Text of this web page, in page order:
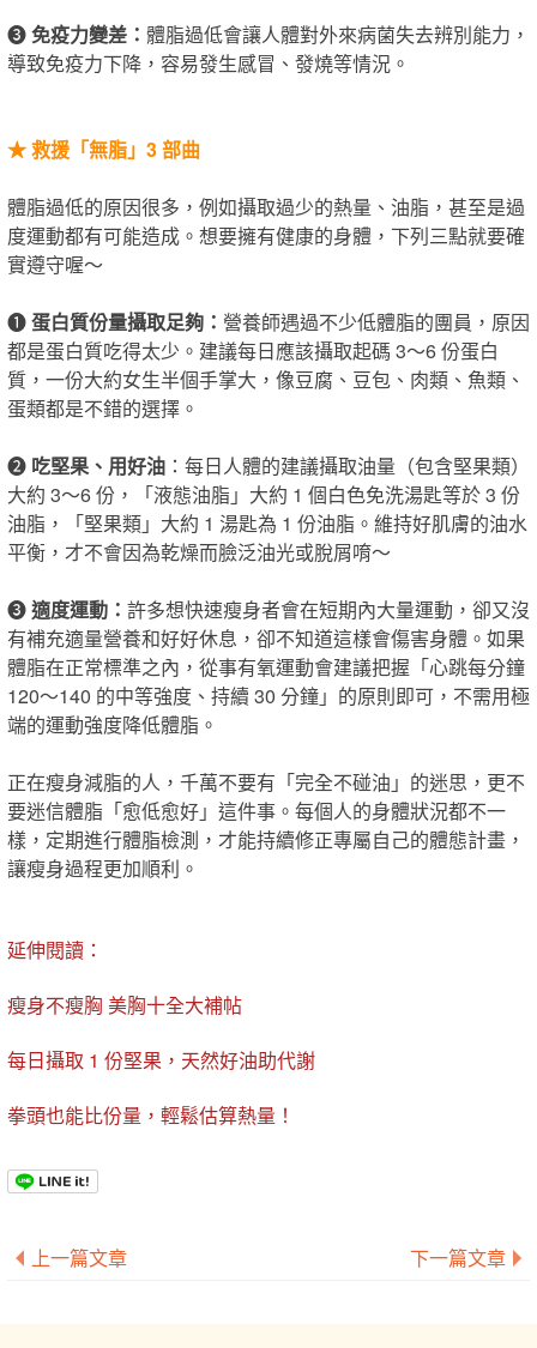
❸免疫力變差： 體脂過低會讓人體對外來病菌失去辨別能力，
導致免疫力下降，容易發生感冒、發燒等情況。
★救援「無脂」3 部曲
體脂過低的原因很多，例如攝取過少的熱量、油脂，甚至是過
度運動都有可能造成。想要擁有健康的身體，下列三點就要確
實遵守喔～
❶蛋白質份量攝取足夠： 營養師遇過不少低體脂的團員，原因
都是蛋白質吃得太少。建議每日應該攝取起碼 3～6 份蛋白
質，一份大約女生半個手掌大，像豆腐、豆包、肉類、魚類、
蛋類都是不錯的選擇。
❷ 吃堅果、用好油 ：每日人體的建議攝取油量（包含堅果類）
大約 3～6 份，「液態油脂」大約 1 個白色免洗湯匙等於 3 份
油脂，「堅果類」大約 1 湯匙為 1 份油脂。維持好肌膚的油水
平衡，才不會因為乾燥而臉泛油光或脫屑唷～
❸適度運動： 許多想快速瘦身者會在短期內大量運動，卻又沒
有補充適量營養和好好休息，卻不知道這樣​會​傷害身體。如果
體脂在正常標準之內，從事有氧運動會建議把握​「​心跳每分鐘
120～140 的中等強度、持續 30 分鐘​」​的原則即可，不需用極
端的運動強度降低體脂。
正在瘦身減脂的人，千萬不要有「完全不碰油」的迷思，更不
要迷信體脂「愈低愈好」這件事。每個人的身體狀況都不一
樣，定期進行體脂檢測，才能持續修正專屬自己的體態計畫，
讓瘦身過程更加順利。
延伸閱讀：
瘦身不瘦胸 美胸十全大補帖
每日攝取 1 份堅果，天然好油助代謝
拳頭也能比份量，輕鬆估算熱量！
上一篇文章 下一篇文章